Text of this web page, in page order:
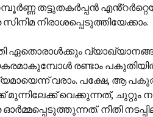
തട്ടുതകർപ്പൻ
നിരാശപ്പെടുത്തിയേക്കാം.
രണ്ടാം
വരാം. പക്ഷേ, ആ
മുന്നിലേക്ക് വെക്കുന്നത്, ചുറ്റും
നീതി